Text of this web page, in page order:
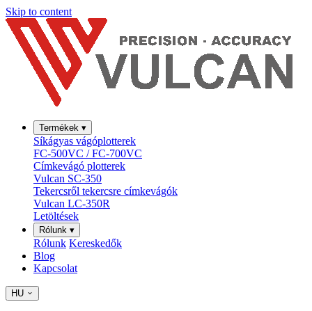
Skip to content
Termékek ▾
Síkágyas vágóplotterek
FC-500VC / FC-700VC
Címkevágó plotterek
Vulcan SC-350
Tekercsről tekercsre címkevágók
Vulcan LC-350R
Letöltések
Rólunk ▾
Rólunk Kereskedők
Blog
Kapcsolat
HU